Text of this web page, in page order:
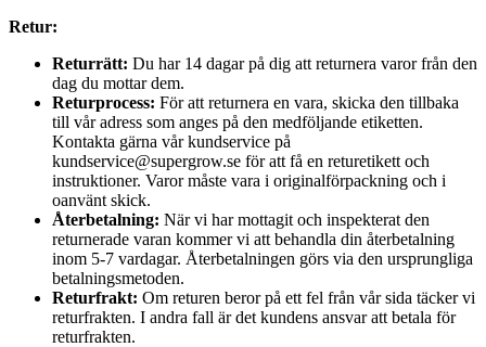
Retur:
Returrätt: Du har 14 dagar på dig att returnera varor från den
dag du mottar dem.
Returprocess: För att returnera en vara, skicka den tillbaka
till vår adress som anges på den medföljande etiketten.
Kontakta gärna vår kundservice på
kundservice@supergrow.se för att få en returetikett och
instruktioner. Varor måste vara i originalförpackning och i
oanvänt skick.
Återbetalning: När vi har mottagit och inspekterat den
returnerade varan kommer vi att behandla din återbetalning
inom 5-7 vardagar. Återbetalningen görs via den ursprungliga
betalningsmetoden.
Returfrakt: Om returen beror på ett fel från vår sida täcker vi
returfrakten. I andra fall är det kundens ansvar att betala för
returfrakten.